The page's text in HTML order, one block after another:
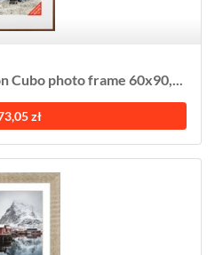
Cubo photo frame 60x90,...
zł